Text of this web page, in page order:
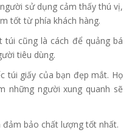
sử dụng cảm thấy thú vị,
tốt từ phía khách hàng.
cũng là cách để quảng bá
tiêu dùng.
túi giấy của bạn đẹp mắt. Họ
những người xung quanh sẽ